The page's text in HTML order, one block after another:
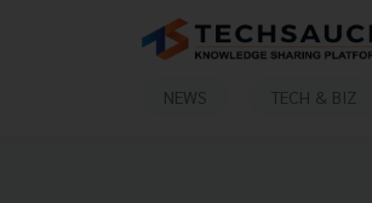
NEWS TECH & BIZ